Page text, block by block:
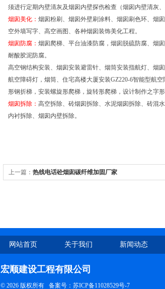
须进行定期内壁清灰及烟囱内壁探伤检查（烟囱内壁清灰
烟囱美化： 烟囱粉刷、烟囱外壁刷涂料、烟囱刷色环、烟
空外墙写字、高空画图、各种烟囱装饰美化工程。
烟囱防腐： 烟囱爬梯、平台油漆防腐，烟囱脱硫防腐、烟
耐酸胶泥防腐。
高空钢结构安装、烟囱安装避雷针、烟筒安装指航灯、烟
航空障碍灯，烟筒、住宅高楼大厦安装GZ220-6智能型航
形钢折梯，安装螺旋形爬梯，旋转形爬梯，设计制作之字
烟囱拆除： 高空拆除、砖烟囱拆除、水泥烟囱拆除、砖混
内衬拆除、烟囱内壁拆除。
上一篇： 热线电话砼烟囱碳纤维加固厂家
网站首页 关于我们 新闻动态
宏顺建设工程有限公司
© 2026 版权所有 备案号：苏ICP备11028529号-7